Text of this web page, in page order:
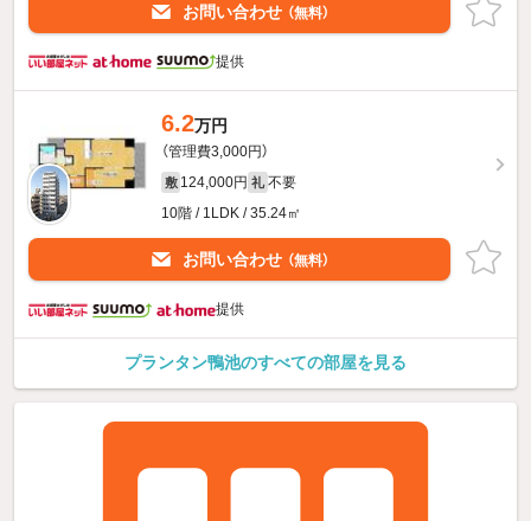
お問い合わせ （無料）
提供
6.2万円
（管理費3,000円）
敷 124,000円 礼 不要
10階 / 1LDK / 35.24㎡
お問い合わせ （無料）
提供
プランタン鴨池のすべての部屋を見る